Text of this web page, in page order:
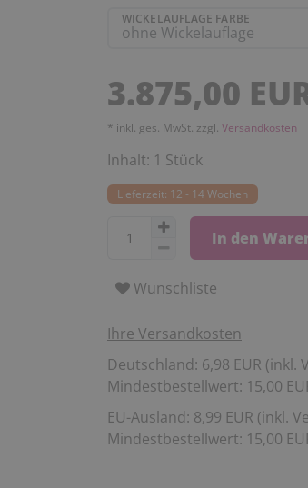
WICKELAUFLAGE FARBE
3.875,00
* inkl. ges. MwSt. zzgl. Versandkosten
Inhalt: 1 Stück
Lieferzeit: 12 - 14 Wochen
In den
Wunschliste
Ihre Versandkosten
Deutschland: 6,98 EUR (inkl.
Mindestbestellwert: 15,00
EU-Ausland: 8,99 EUR (inkl.
Mindestbestellwert: 15,00